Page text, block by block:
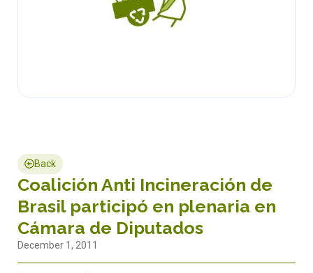
Back
Coalición Anti Incineración de
Brasil participó en plenaria en
Cámara de Diputados
December 1, 2011